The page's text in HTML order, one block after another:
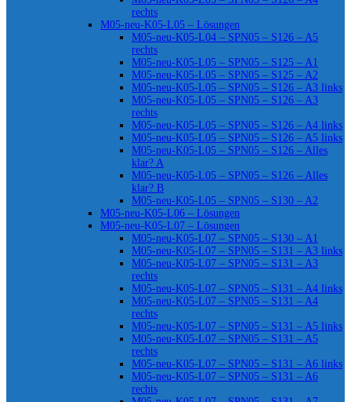
rechts
M05-neu-K05-L05 – Lösungen
M05-neu-K05-L04 – SPN05 – S126 – A5
rechts
M05-neu-K05-L05 – SPN05 – S125 – A1
M05-neu-K05-L05 – SPN05 – S125 – A2
M05-neu-K05-L05 – SPN05 – S126 – A3 links
M05-neu-K05-L05 – SPN05 – S126 – A3
rechts
M05-neu-K05-L05 – SPN05 – S126 – A4 links
M05-neu-K05-L05 – SPN05 – S126 – A5 links
M05-neu-K05-L05 – SPN05 – S126 – Alles
klar? A
M05-neu-K05-L05 – SPN05 – S126 – Alles
klar? B
M05-neu-K05-L05 – SPN05 – S130 – A2
M05-neu-K05-L06 – Lösungen
M05-neu-K05-L07 – Lösungen
M05-neu-K05-L07 – SPN05 – S130 – A1
M05-neu-K05-L07 – SPN05 – S131 – A3 links
M05-neu-K05-L07 – SPN05 – S131 – A3
rechts
M05-neu-K05-L07 – SPN05 – S131 – A4 links
M05-neu-K05-L07 – SPN05 – S131 – A4
rechts
M05-neu-K05-L07 – SPN05 – S131 – A5 links
M05-neu-K05-L07 – SPN05 – S131 – A5
rechts
M05-neu-K05-L07 – SPN05 – S131 – A6 links
M05-neu-K05-L07 – SPN05 – S131 – A6
rechts